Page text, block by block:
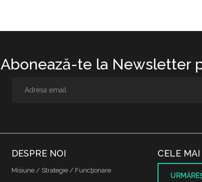
Abonează-te la Newsletter
DESPRE NOI
Misiune / Strategie / Funcţionare
CELE